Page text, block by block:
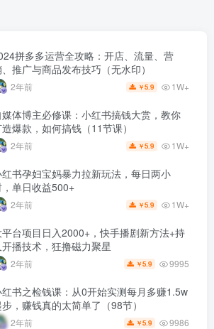
拼多多运营全攻略：开店、流量、营
推广与商品发布技巧（无水印）
2年前 ￥5.9 1W+
媒体博主必修课：小红书搞钱大赏，教你
爆款，如何搞钱（11节课）
2年前 ￥5.9 1W+
书孕妇宝妈暴力拉新玩法，每日两小
，单日收益500+
2年前 ￥5.9 1W+
平台项目日入2000+，快手播剧新方法+持
开播技术，狂撸磁力聚星
2年前 ￥5.9 9995
书之检钱课：从0开始实测每月多赚1.5w
步，赚钱真的太简单了（98节）
2年前 ￥5.9 9986